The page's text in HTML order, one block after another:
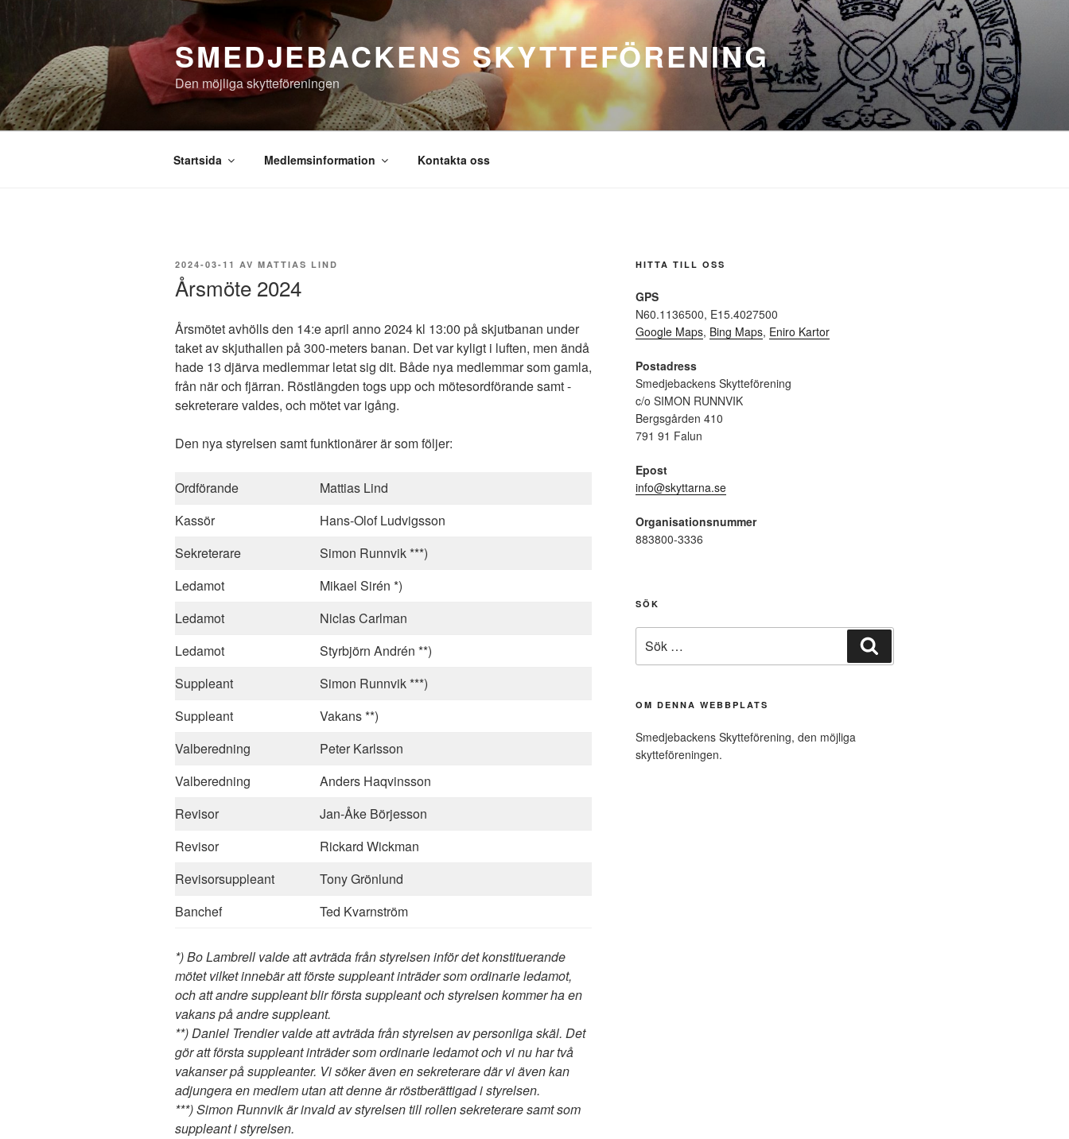
SMEDJEBACKENS SKYTTEFÖRENING
Den möjliga skytteföreningen
Startsida Medlemsinformation Kontakta oss
PUBLICERAT
2024-03-11 AV MATTIAS LIND
Årsmöte 2024
Årsmötet avhölls den 14:e april anno 2024 kl 13:00 på skjutbanan under
taket av skjuthallen på 300-meters banan. Det var kyligt i luften, men ändå
hade 13 djärva medlemmar letat sig dit. Både nya medlemmar som gamla,
från när och fjärran. Röstlängden togs upp och mötesordförande samt -
sekreterare valdes, och mötet var igång.
Den nya styrelsen samt funktionärer är som följer:
Ordförande
Mattias Lind
Kassör
Hans-Olof Ludvigsson
Sekreterare
Simon Runnvik ***)
Ledamot
Mikael Sirén *)
Ledamot
Niclas Carlman
Ledamot
Styrbjörn Andrén **)
Suppleant
Simon Runnvik ***)
Suppleant
Vakans **)
Valberedning
Peter Karlsson
Valberedning
Anders Haqvinsson
Revisor
Jan-Åke Börjesson
Revisor
Rickard Wickman
Revisorsuppleant
Tony Grönlund
Banchef
Ted Kvarnström
*) Bo Lambrell valde att avträda från styrelsen inför det konstituerande
mötet vilket innebär att förste suppleant inträder som ordinarie ledamot,
och att andre suppleant blir första suppleant och styrelsen kommer ha en
vakans på andre suppleant.
**) Daniel Trendier valde att avträda från styrelsen av personliga skäl. Det
gör att första suppleant inträder som ordinarie ledamot och vi nu har två
vakanser på suppleanter. Vi söker även en sekreterare där vi även kan
adjungera en medlem utan att denne är röstberättigad i styrelsen.
***) Simon Runnvik är invald av styrelsen till rollen sekreterare samt som
suppleant i styrelsen.
HITTA TILL OSS
GPS
N60.1136500, E15.4027500
Google Maps, Bing Maps, Eniro Kartor
Postadress
Smedjebackens Skytteförening
c/o SIMON RUNNVIK
Bergsgården 410
791 91 Falun
Epost
info@skyttarna.se
Organisationsnummer
883800-3336
SÖK
efter:
OM DENNA WEBBPLATS
Smedjebackens Skytteförening, den möjliga
skytteföreningen.